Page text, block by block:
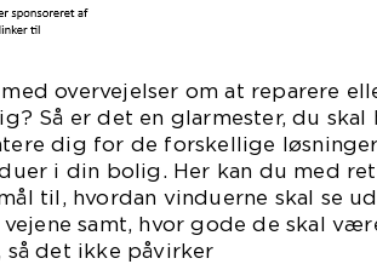
overvejelser om at reparere
Så er det en glarmester, du skal
dig for de forskellige
i din bolig. Her kan du med
til, hvordan vinduerne skal se
samt, hvor gode de skal
så det ikke påvirker